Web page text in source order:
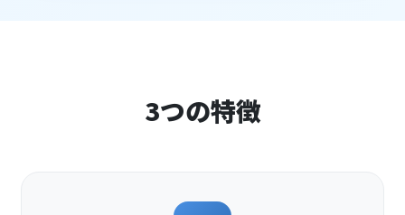
3つの特徴